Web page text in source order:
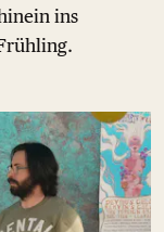
ins